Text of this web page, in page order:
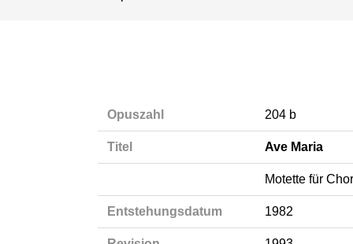
Opuszahl 204 b
Titel Ave Maria
Motette für
Entstehungsdatum 1982